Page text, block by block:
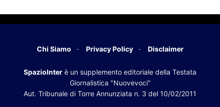
Chi Siamo Privacy Policy Disclaimer
SpazioInter è un supplemento editoriale della Testata
Giornalistica "Nuovevoci"
Aut. Tribunale di Torre Annunziata n. 3 del 10/02/2011